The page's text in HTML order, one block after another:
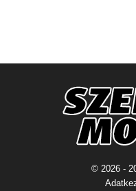
© 2026 -